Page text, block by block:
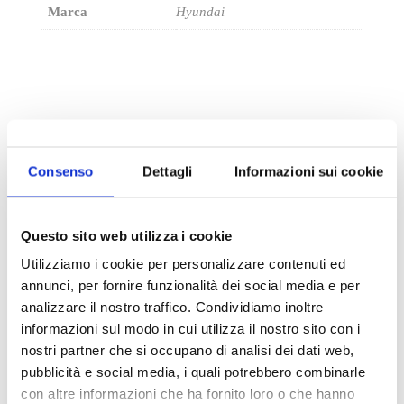
Consenso Dettagli Informazioni sui cookie
Questo sito web utilizza i cookie
Utilizziamo i cookie per personalizzare contenuti ed
annunci, per fornire funzionalità dei social media e per
analizzare il nostro traffico. Condividiamo inoltre
informazioni sul modo in cui utilizza il nostro sito con i
nostri partner che si occupano di analisi dei dati web,
pubblicità e social media, i quali potrebbero combinarle
con altre informazioni che ha fornito loro o che hanno
Marca Hyundai
Potrebbe interessarti
ESAURITO.
VERIFICA LA DISPONIBILITÀ
SU WHATSAPP!